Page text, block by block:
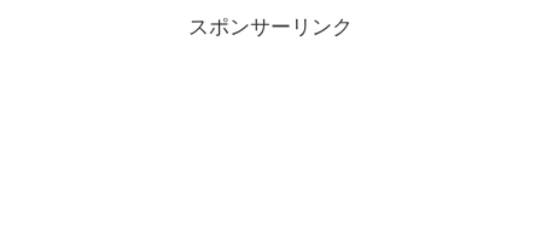
スポンサーリンク